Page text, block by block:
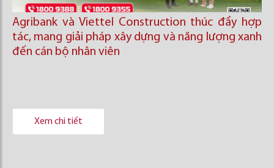
Agribank và Viettel Construction thúc đẩy hợp
tác, mang giải pháp xây dựng và năng lượng xanh
đến cán bộ nhân viên
Xem chi tiết